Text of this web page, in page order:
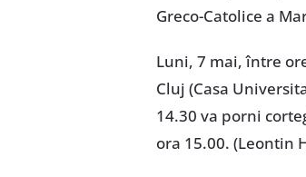
Greco-Catolice a
Luni, 7 mai, între
Cluj (Casa
14.30 va porni
ora 15.00. (Leontin